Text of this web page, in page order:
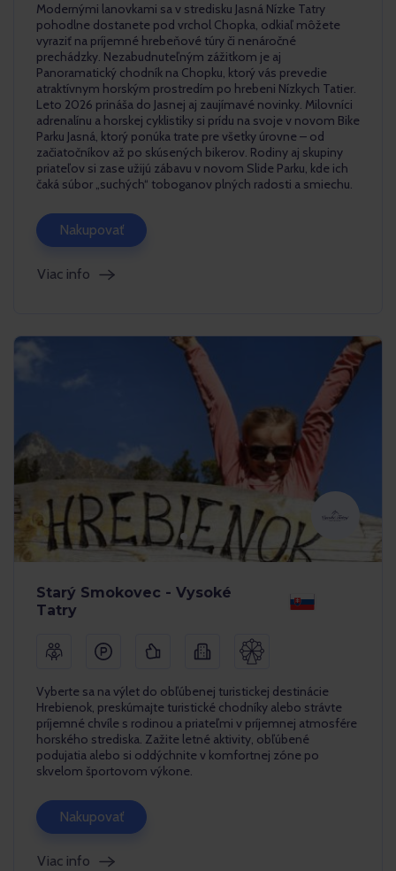
Modernými lanovkami sa v stredisku Jasná Nízke Tatry
pohodlne dostanete pod vrchol Chopka, odkiaľ môžete
vyraziť na príjemné hrebeňové túry či nenáročné
prechádzky. Nezabudnuteľným zážitkom je aj
Panoramatický chodník na Chopku, ktorý vás prevedie
atraktívnym horským prostredím po hrebeni Nízkych Tatier.
Leto 2026 prináša do Jasnej aj zaujímavé novinky. Milovníci
adrenalínu a horskej cyklistiky si prídu na svoje v novom Bike
Parku Jasná, ktorý ponúka trate pre všetky úrovne – od
začiatočníkov až po skúsených bikerov. Rodiny aj skupiny
priateľov si zase užijú zábavu v novom Slide Parku, kde ich
čaká súbor „suchých“ toboganov plných radosti a smiechu.
Nakupovať
Viac info
Starý Smokovec - Vysoké
Tatry
Vyberte sa na výlet do obľúbenej turistickej destinácie
Hrebienok, preskúmajte turistické chodníky alebo strávte
príjemné chvíle s rodinou a priateľmi v príjemnej atmosfére
horského strediska. Zažite letné aktivity, obľúbené
podujatia alebo si oddýchnite v komfortnej zóne po
skvelom športovom výkone.
Nakupovať
Viac info